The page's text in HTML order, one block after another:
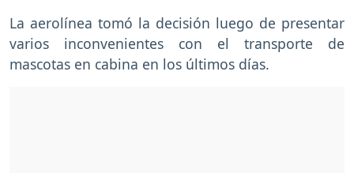
La aerolínea tomó la decisión luego de presentar
varios inconvenientes con el transporte de
mascotas en cabina en los últimos días.